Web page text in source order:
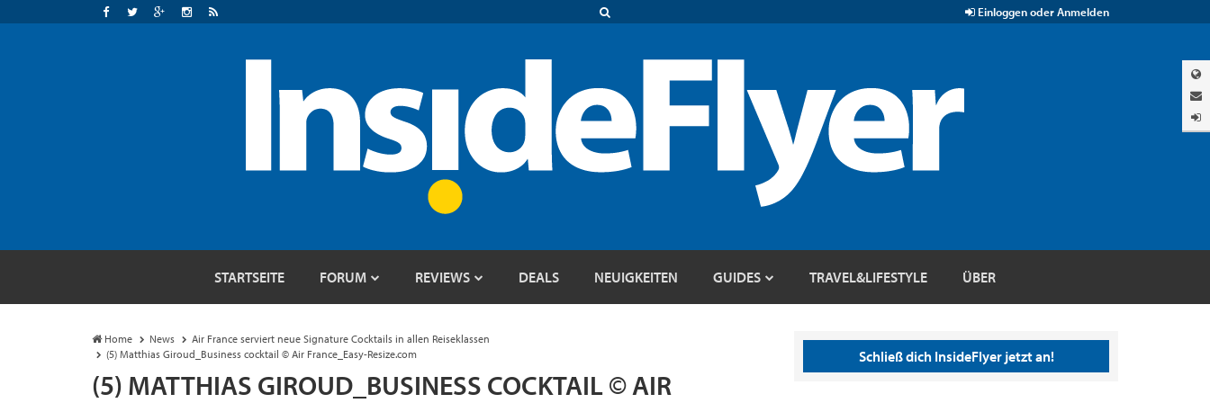
Einloggen oder Anmelden
STARTSEITE FORUM REVIEWS DEALS NEUIGKEITEN GUIDES TRAVEL&LIFESTYLE ÜBER
Home News
Air France serviert neue Signature Cocktails in allen Reiseklassen
(5) Matthias Giroud_Business cocktail © Air France_Easy-Resize.com
(5) MATTHIAS GIROUD_BUSINESS COCKTAIL © AIR
Schließ dich InsideFlyer jetzt an!